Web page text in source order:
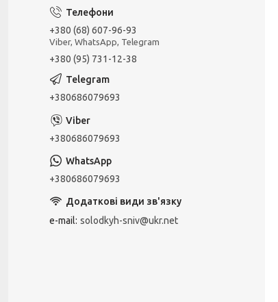
+380 (68) 607-96-93
Viber, WhatsApp, Telegram
+380 (95) 731-12-38
+380686079693
+380686079693
+380686079693
e-mail solodkyh-sniv@ukr.net